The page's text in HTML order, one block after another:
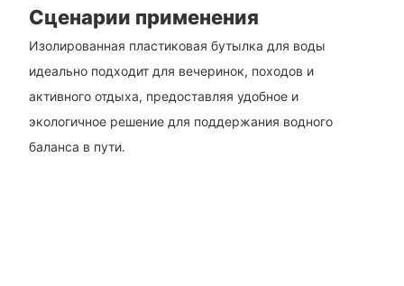
Сценарии применения
Изолированная пластиковая бутылка для воды
идеально подходит для вечеринок, походов и
активного отдыха, предоставляя удобное и
экологичное решение для поддержания водного
баланса в пути.